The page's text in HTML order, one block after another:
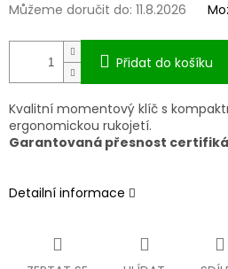
Můžeme doručit do: 11.8.2026
Přidat do košíku
Kvalitní momentový klíč s
ergonomickou rukojetí.
Garantovaná přesnost
Detailní informace